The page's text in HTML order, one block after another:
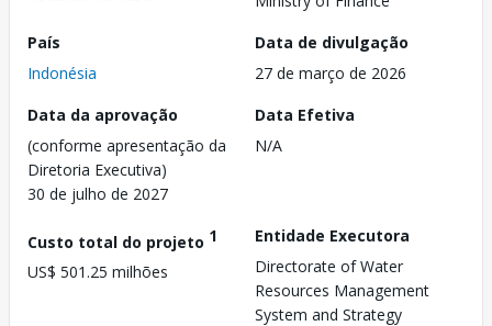
País
Indonésia
Data de divulgação
27 de março de 2026
Data da aprovação
(conforme apresentação da
Diretoria Executiva)
30 de julho de 2027
Data Efetiva
N/A
Custo total do projeto 1
US$ 501.25 milhões
Entidade Executora
Directorate of Water
Resources Management
System and Strategy